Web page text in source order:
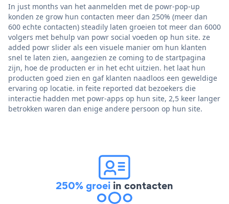
In just months van het aanmelden met de powr-pop-up
konden ze grow hun contacten meer dan 250% (meer dan
600 echte contacten) steadily laten groeien tot meer dan 6000
volgers met behulp van powr social voeden op hun site. ze
added powr slider als een visuele manier om hun klanten
snel te laten zien, aangezien ze coming to de startpagina
zijn, hoe de producten er in het echt uitzien. het laat hun
producten goed zien en gaf klanten naadloos een geweldige
ervaring op locatie. in feite reported dat bezoekers die
interactie hadden met powr-apps op hun site, 2,5 keer langer
betrokken waren dan enige andere persoon op hun site.
250% groei in contacten